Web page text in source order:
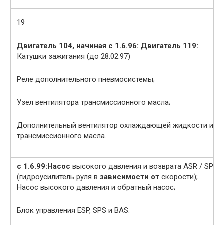
19
Двигатель 104, начиная с 1.6.96: Двигатель 119:
Катушки зажигания (до 28.02.97)
Реле дополнительного пневмосистемы;
Узел вентилятора трансмиссионного масла;
Дополнительный вентилятор охлаждающей жидкости или
трансмиссионного масла.
с 1.6.99:Насос высокого давления и возврата ASR / SPS
(гидроусилитель руля в зависимости от скорости);
Насос высокого давления и обратный насос;
Блок управления ESP, SPS и BAS.